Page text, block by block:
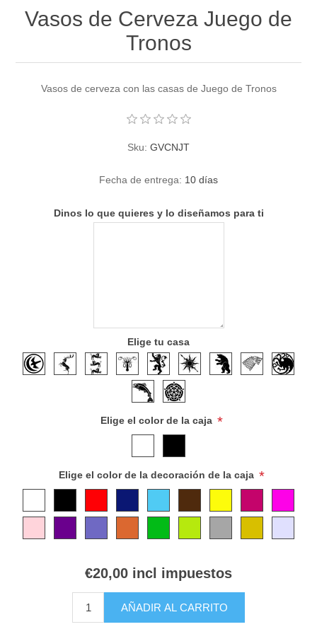
Vasos de Cerveza Juego de
Tronos
Vasos de cerveza con las casas de Juego de Tronos
Sku: GVCNJT
Fecha de entrega: 10 días
Dinos lo que quieres y lo diseñamos para ti
Elige tu casa
Elige el color de la caja *
Elige el color de la decoración de la caja *
€20,00 incl impuestos
AÑADIR AL CARRITO